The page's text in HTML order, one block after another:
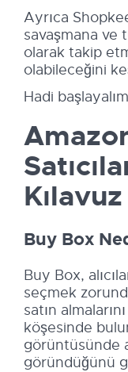
Ayrıca
savaşmana ve
olarak takip
olabileceğini
Hadi
Kılavuz
Buy Box
Buy Box,
seçmek
satın
köşesinde
görüntüsünde
göründüğünü